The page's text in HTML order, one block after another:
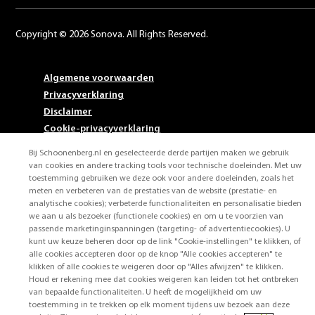
Copyright © 2026 Sonova. All Rights Reserved.
Algemene voorwaarden
Privacyverklaring
Disclaimer
Cookie-privacyverklaring
Bij Schoonenberg.nl en geselecteerde derde partijen maken we gebruik
van cookies en andere tracking tools voor technische doeleinden. Met uw
toestemming gebruiken we deze ook voor andere doeleinden, zoals het
meten en verbeteren van de prestaties van de website (prestatie- en
analytische cookies); verbeterde functionaliteiten en personalisatie bieden
we aan u als bezoeker (functionele cookies) en om u te voorzien van
passende marketinginspanningen (targeting- of advertentiecookies). U
kunt uw keuze beheren door op de link "Cookie-instellingen" te klikken, of
alle cookies accepteren door op de knop "Alle cookies accepteren" te
klikken of alle cookies te weigeren door op "Alles afwijzen" te klikken.
Houd er rekening mee dat cookies weigeren kan leiden tot het ontbreken
van bepaalde functionaliteiten. U heeft de mogelijkheid om uw
toestemming in te trekken op elk moment tijdens uw bezoek aan deze